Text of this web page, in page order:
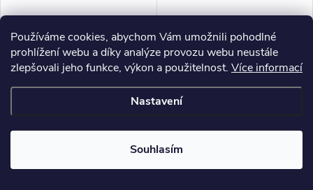
Používáme cookies, abychom Vám umožnili pohodlné
prohlížení webu a díky analýze provozu webu neustále
zlepšovali jeho funkce, výkon a použitelnost. Více informací
Nastavení
Souhlasím
Organza dárkový pytlíček,
Květinový domeček 3, 1 ks
14 Kč
Květinový domeček 6 , 1 ks
14 Kč